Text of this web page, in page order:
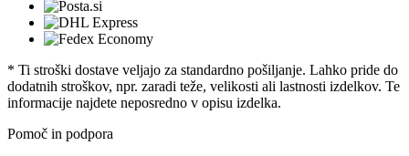
* Ti stroški dostave veljajo za standardno pošiljanje. Lahko pride do
dodatnih stroškov, npr. zaradi teže, velikosti ali lastnosti izdelkov. Te
informacije najdete neposredno v opisu izdelka.
Pomoč in podpora